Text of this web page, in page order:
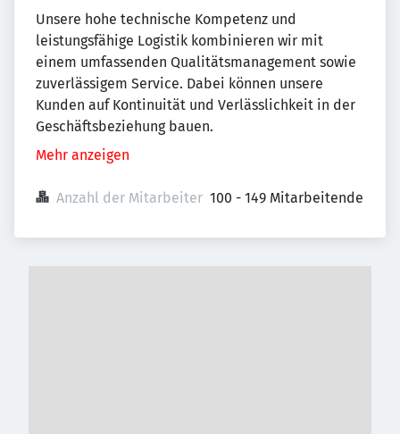
Unsere hohe technische Kompetenz und
leistungsfähige Logistik kombinieren wir mit
einem umfassenden Qualitätsmanagement sowie
zuverlässigem Service. Dabei können unsere
Kunden auf Kontinuität und Verlässlichkeit in der
Geschäftsbeziehung bauen.
Mehr anzeigen
Anzahl der Mitarbeiter 100 - 149 Mitarbeitende